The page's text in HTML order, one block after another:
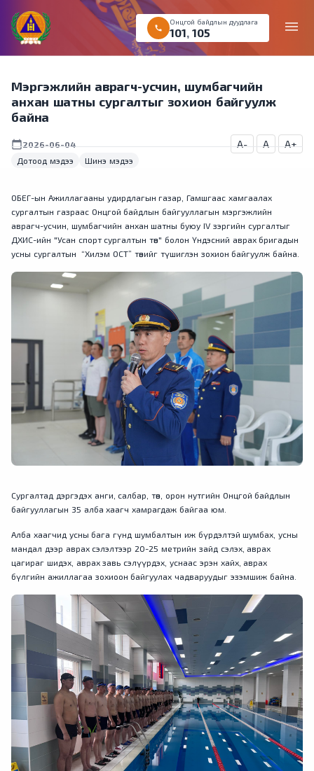
menu
call
Онцгой байдлын дуудлага
101 ,105
Мэргэжлийн аврагч-усчин, шумбагчийн
анхан шатны сургалтыг зохион байгуулж
байна
calendar_today2026-06-04
Дотоод мэдээ
Шинэ мэдээ
A- A A+
ОБЕГ-ын Ажиллагааны удирдлагын газар, Гамшгаас хамгаалах
сургалтын газраас Онцгой байдлын байгууллагын мэргэжлийн
аврагч-усчин, шумбагчийн анхан шатны буюу IV зэргийн сургалтыг
ДХИС-ийн "Усан спорт сургалтын төв" болон Үндэсний аврах бригадын
усны сургалтын “Хилэм ОСТ” төвийг түшиглэн зохион байгуулж байна.
Сургалтад дэргэдэх анги, салбар, төв, орон нутгийн Онцгой байдлын
байгууллагын 35 алба хаагч хамрагдаж байгаа юм.
Алба хаагчид усны бага гүнд шумбалтын иж бүрдэлтэй шумбах, усны
мандал дээр аврах сэлэлтээр 20-25 метрийн зайд сэлэх, аврах
цагираг шидэх, аврах завь сэлүүрдэх, уснаас эрэн хайх, аврах
бүлгийн ажиллагаа зохиоон байгуулах чадваруудыг эзэмшиж байна.